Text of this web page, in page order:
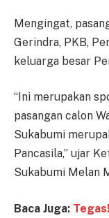
Mengingat,
Gerindra, PKB,
keluarga besar
“Ini merupakan
pasangan calon
Sukabumi
Pancasila,” ujar
Sukabumi Melan
Baca Juga: